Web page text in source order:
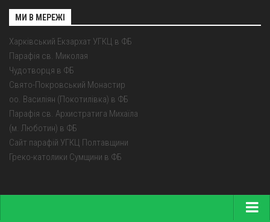
МИ В МЕРЕЖІ
Харківський Екзархат УГКЦ в ФБ
Парафія св. Миколая
Чудотворця в ФБ
Свято-Покровський Монастир
оо. Василіян (Покотилівка) в ФБ
Парафія св. Архистратига Михаїла
(м. Люботин) в ФБ
Сайт парафій УГКЦ Полтавщини
Греко-католики Сумщини в ФБ